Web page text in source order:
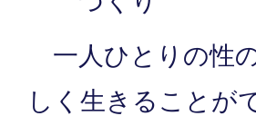
一人ひとりの性
しく生きることが